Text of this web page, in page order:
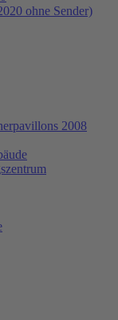
ohne Sender)
2008